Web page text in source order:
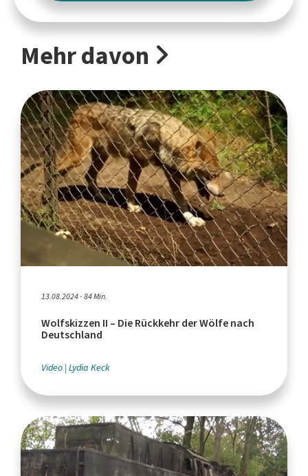
Mehr davon
13.08.2024 - 84 Min.
Wolfskizzen II – Die Rückkehr der Wölfe nach
Deutschland
Video Lydia Keck